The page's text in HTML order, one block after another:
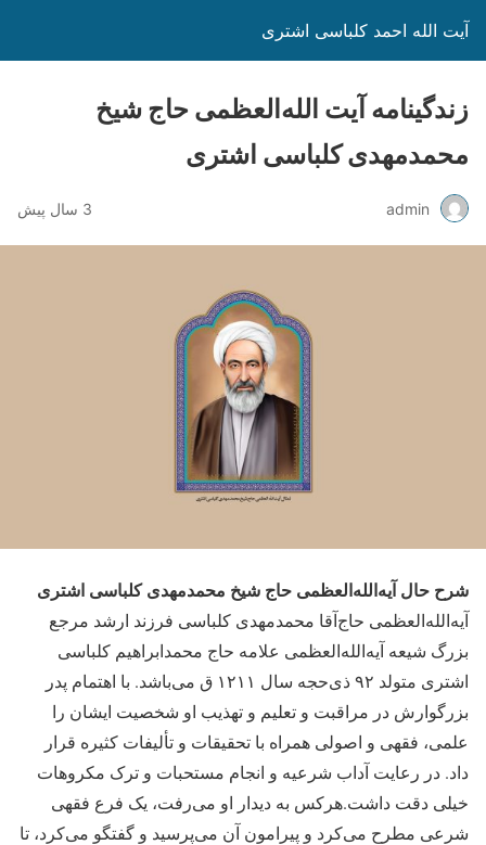
آیت الله احمد کلباسی اشتری
زندگینامه آیت الله‌العظمی حاج شیخ
محمدمهدی کلباسی اشتری
admin 3 سال پیش
شرح حال آیه‌الله‌العظمی حاج شیخ محمدمهدی کلباسی اشتری
آیه‌الله‌العظمی حاج‌آقا محمدمهدی کلباسی فرزند ارشد مرجع
بزرگ شیعه آیه‌الله‌العظمی علامه حاج محمدابراهیم کلباسی
اشتری متولد ۹۲ ذی‌حجه سال ۱۲۱۱ ق می‌باشد. با اهتمام پدر
بزرگوارش در مراقبت و تعلیم و تهذیب او شخصیت ایشان را
علمی، فقهی و اصولی همراه با تحقیقات و تألیفات کثیره قرار
داد. در رعایت آداب شرعیه و انجام مستحبات و ترک مکروهات
خیلی دقت داشت.هرکس به دیدار او می‌رفت، یک فرع فقهی
شرعی مطرح می‌کرد و پیرامون آن می‌پرسید و گفتگو می‌کرد، تا